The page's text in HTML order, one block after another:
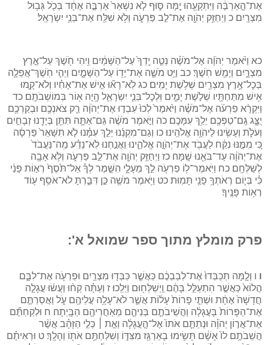
אֶת־הָ֣אַרְבֶּ֔ה וַיִּתְקָעֵ֖הוּ יָ֣מָּה סּ֑וּף לֹ֤א נִשְׁאַר֙ אַרְבֶּ֣ה אֶחָ֔ד בְּכֹ֖ל גְּב֥וּל
מִצְרָֽיִם׃ כ וַיְחַזֵּ֥ק יְהֹוָ֖ה אֶת־לֵ֣ב פַּרְעֹ֑ה וְלֹ֥א שִׁלַּ֖ח אֶת־בְּנֵ֥י יִשְׂרָאֵֽל׃
כא וַיֹּ֨אמֶר יְהֹוָ֜ה אֶל־מֹשֶׁ֗ה נְטֵ֤ה יָֽדְךָ֙ עַל־הַשָּׁמַ֔יִם וִ֥יהִי חֹ֖שֶׁךְ עַל־אֶ֣רֶץ
מִצְרָ֑יִם וְיָמֵ֖שׁ חֹֽשֶׁךְ׃ כב וַיֵּ֥ט מֹשֶׁ֛ה אֶת־יָד֖וֹ עַל־הַשָּׁמָ֑יִם וַיְהִ֧י חֹֽשֶׁךְ־אֲפֵלָ֛ה
בְּכׇל־אֶ֥רֶץ מִצְרַ֖יִם שְׁלֹ֥שֶׁת יָמִֽים׃ כג לֹֽא־רָא֞וּ אִ֣ישׁ אֶת־אָחִ֗יו וְלֹא־קָ֛מוּ
אִ֥ישׁ מִתַּחְתָּ֖יו שְׁלֹ֣שֶׁת יָמִ֑ים וּֽלְכׇל־בְּנֵ֧י יִשְׂרָאֵ֛ל הָ֥יָה א֖וֹר בְּמוֹשְׁבֹתָֽם׃ כד
וַיִּקְרָ֨א פַרְעֹ֜ה אֶל־מֹשֶׁ֗ה וַיֹּ֙אמֶר֙ לְכוּ֙ עִבְד֣וּ אֶת־יְהֹוָ֔ה רַ֛ק צֹאנְכֶ֥ם וּבְקַרְכֶ֖ם
יֻצָּ֑ג גַּֽם־טַפְּכֶ֖ם יֵלֵ֥ךְ עִמָּכֶֽם׃ כה וַיֹּ֣אמֶר מֹשֶׁ֔ה גַּם־אַתָּ֛ה תִּתֵּ֥ן בְּיָדֵ֖נוּ זְבָחִ֣ים
וְעֹלֹ֑ת וְעָשִׂ֖ינוּ לַיהֹוָ֥ה אֱלֹהֵֽינוּ׃ כו וְגַם־מִקְנֵ֜נוּ יֵלֵ֣ךְ עִמָּ֗נוּ לֹ֤א תִשָּׁאֵר֙ פַּרְסָ֔ה
כִּ֚י מִמֶּ֣נּוּ נִקַּ֔ח לַעֲבֹ֖ד אֶת־יְהֹוָ֣ה אֱלֹהֵ֑ינוּ וַאֲנַ֣חְנוּ לֹֽא־נֵדַ֗ע מַֽה־נַּעֲבֹד֙
אֶת־יְהֹוָ֔ה עַד־בֹּאֵ֖נוּ שָֽׁמָּה׃ כז וַיְחַזֵּ֥ק יְהֹוָ֖ה אֶת־לֵ֣ב פַּרְעֹ֑ה וְלֹ֥א אָבָ֖ה
לְשַׁלְּחָֽם׃ כח וַיֹּֽאמֶר־ל֥וֹ פַרְעֹ֖ה לֵ֣ךְ מֵעָלָ֑י הִשָּׁ֣מֶר לְךָ֗ אַל־תֹּ֙סֶף֙ רְא֣וֹת פָּנַ֔י
כִּ֗י בְּי֛וֹם רְאֹתְךָ֥ פָנַ֖י תָּמֽוּת׃ כט וַיֹּ֥אמֶר מֹשֶׁ֖ה כֵּ֣ן דִּבַּ֑רְתָּ לֹא־אֹסִ֥ף ע֖וֹד
רְא֥וֹת פָּנֶֽיךָ׃
פרק מומלץ מתוך ספר שמואל א':
ו ו וְלָ֤מָּה תְכַבְּדוּ֙ אֶת־לְבַבְכֶ֔ם כַּאֲשֶׁ֧ר כִּבְּד֛וּ מִצְרַ֥יִם וּפַרְעֹ֖ה אֶת־לִבָּ֑ם
הֲלוֹא֙ כַּאֲשֶׁ֣ר הִתְעַלֵּ֣ל בָּהֶ֔ם וַֽיְשַׁלְּח֖וּם וַיֵּלֵֽכוּ׃ ז וְעַתָּ֗ה קְח֨וּ וַעֲשׂ֜וּ עֲגָלָ֤ה
חֲדָשָׁה֙ אֶחָ֔ת וּשְׁתֵּ֤י פָרוֹת֙ עָל֔וֹת אֲשֶׁ֛ר לֹא־עָלָ֥ה עֲלֵיהֶ֖ם עֹ֑ל וַאֲסַרְתֶּ֤ם
אֶת־הַפָּרוֹת֙ בָּעֲגָלָ֔ה וַהֲשֵׁיבֹתֶ֧ם בְּנֵיהֶ֛ם מֵאַחֲרֵיהֶ֖ם הַבָּֽיְתָה׃ ח וּלְקַחְתֶּ֞ם
אֶת־אֲר֣וֹן יְהֹוָ֗ה וּנְתַתֶּ֤ם אֹתוֹ֙ אֶל־הָ֣עֲגָלָ֔ה וְאֵ֣ת ׀ כְּלֵ֣י הַזָּהָ֗ב אֲשֶׁ֨ר
הֲשֵׁבֹתֶ֥ם לוֹ֙ אָשָׁ֔ם תָּשִׂ֥ימוּ בָאַרְגַּ֖ז מִצִּדּ֑וֹ וְשִׁלַּחְתֶּ֥ם אֹת֖וֹ וְהָלָֽךְ׃ ט וּרְאִיתֶ֗ם